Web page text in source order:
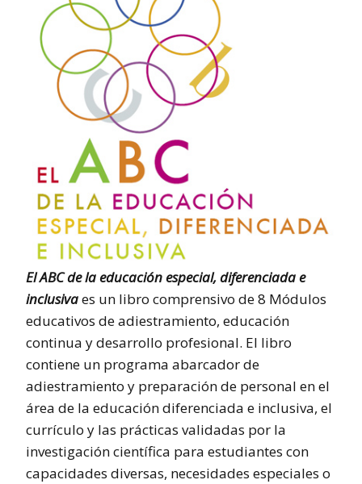
El ABC de la educación especial, diferenciada e
inclusivaes un libro comprensivo de 8 Módulos
educativos de adiestramiento, educación
continua y desarrollo profesional. El libro
contiene un programa abarcador de
adiestramiento y preparación de personal en el
área de la educación diferenciada e inclusiva, el
currículo y las prácticas validadas por la
investigación científica para estudiantes con
capacidades diversas, necesidades especiales o